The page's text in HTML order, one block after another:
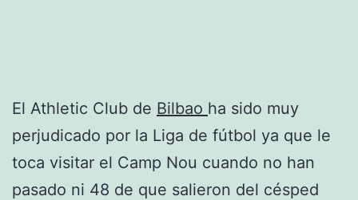
El Athletic Club de Bilbao ha sido muy
perjudicado por la Liga de fútbol ya que le
toca visitar el Camp Nou cuando no han
pasado ni 48 de que salieron del césped